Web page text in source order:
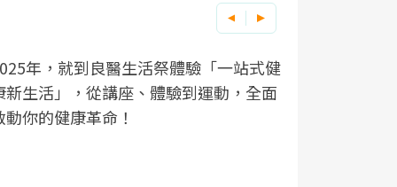
醫健康網從「換季的身體變化」出發，
過醫學觀點與日常感受的對話，建立對
健康的認知，進而引導實際的改善行